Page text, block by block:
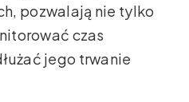
pozwalają nie tylko
czas
jego trwanie